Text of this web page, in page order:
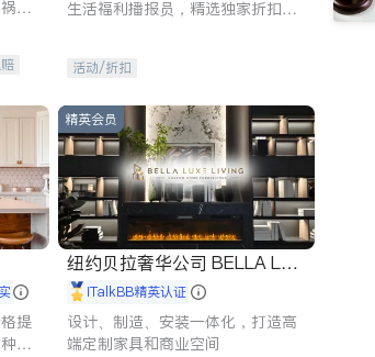
重
保释
生活福利播报员，精选独家折扣、
活动/折扣
提
优
精英会员
纽约贝拉奢华公司 BELLA LUX
E iTalkBB精英认证
设计、制造、安装一体化，打造高
端定制家具和商业空间